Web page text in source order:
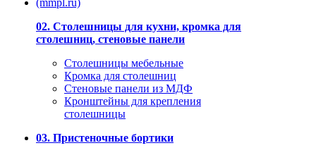
02. Столешницы для кухни, кромка для
столешниц, стеновые панели
Столешницы мебельные
Кромка для столешниц
Стеновые панели из МДФ
Кронштейны для крепления
столешницы
03. Пристеночные бортики